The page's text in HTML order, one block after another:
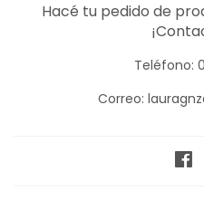
Hacé tu pedido de
Teléfono:
Correo: